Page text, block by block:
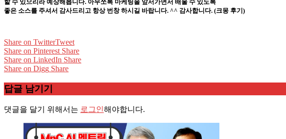
할 수 있으리라 예상해봅니다. 아무쪼록 마케팅을 앞서가면서 배울 수 있도록
좋은 소스를 주셔서 감사드리고 항상 번창 하시길 바랍니다. ^^ 감사합니다. (크몽 후기)
Share on TwitterTweet
Share on Pinterest Share
Share on LinkedIn Share
Share on Digg Share
답글 남기기
댓글을 달기 위해서는 로그인해야합니다.